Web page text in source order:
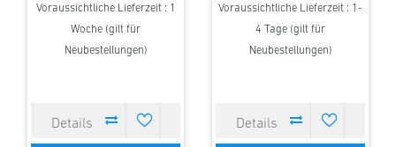
Voraussichtliche Lieferzeit : 1
Woche (gilt für
Neubestellungen)
Voraussichtliche Lieferzeit : 1-
4 Tage (gilt für
Neubestellungen)